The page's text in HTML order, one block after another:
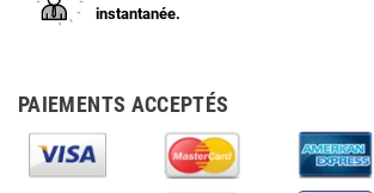
instantanée.
PAIEMENTS ACCEPTÉS